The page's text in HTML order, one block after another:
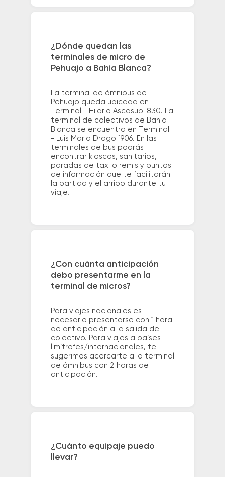
¿Dónde quedan las
terminales de micro de
Pehuajo a Bahia Blanca?
La terminal de ómnibus de
Pehuajo queda ubicada en
Terminal - Hilario Ascasubi 830. La
terminal de colectivos de Bahia
Blanca se encuentra en Terminal
- Luis Maria Drago 1906. En las
terminales de bus podrás
encontrar kioscos, sanitarios,
paradas de taxi o remis y puntos
de información que te facilitarán
la partida y el arribo durante tu
viaje.
¿Con cuánta anticipación
debo presentarme en la
terminal de micros?
Para viajes nacionales es
necesario presentarse con 1 hora
de anticipación a la salida del
colectivo. Para viajes a países
limítrofes/internacionales, te
sugerimos acercarte a la terminal
de ómnibus con 2 horas de
anticipación.
¿Cuánto equipaje puedo
llevar?